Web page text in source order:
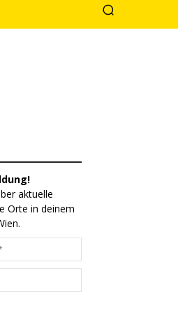
aktuelle
Orte in deinem